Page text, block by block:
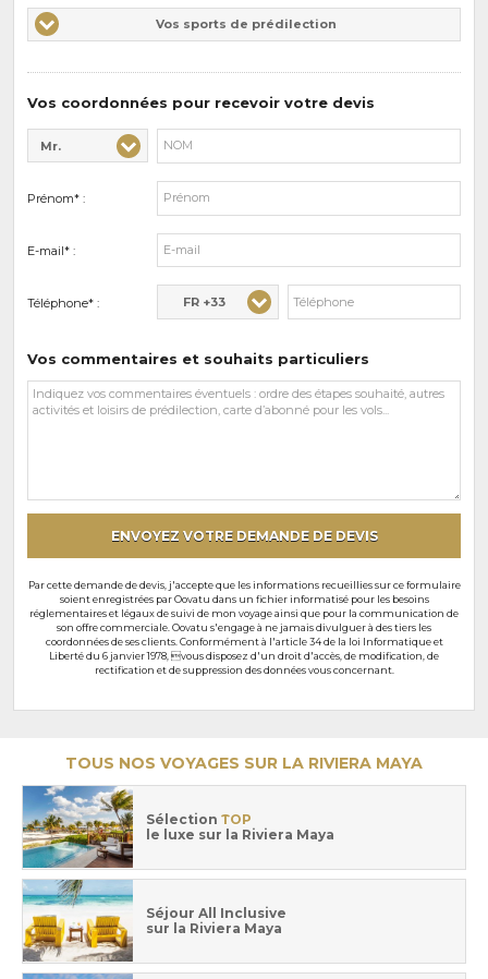
d'intérêts
Vos
sports
Vos sports de prédilection
Vos coordonnées pour recevoir votre devis
Civilité* :
Mr.
Nom* :
Prénom* :
E-mail* :
Téléphone* : FR +33
Vos commentaires et souhaits particuliers
Vos
commentaires
ENVOYEZ VOTRE DEMANDE DE DEVIS
Par cette demande de devis, j'accepte que les informations recueillies sur ce formulaire
soient enregistrées par Oovatu dans un fichier informatisé pour les besoins
réglementaires et légaux de suivi de mon voyage ainsi que pour la communication de
son offre commerciale. Oovatu s'engage à ne jamais divulguer à des tiers les
coordonnées de ses clients. Conformément à l'article 34 de la loi Informatique et
Liberté du 6 janvier 1978, vous disposez d'un droit d'accès, de modification, de
rectification et de suppression des données vous concernant.
TOUS NOS VOYAGES SUR LA RIVIERA MAYA
Sélection TOP
le luxe sur la Riviera Maya
Séjour All Inclusive
sur la Riviera Maya